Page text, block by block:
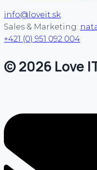
info@loveit.sk
Sales & Marketing:
+421 (0) 951 092 004
© 2026 Love